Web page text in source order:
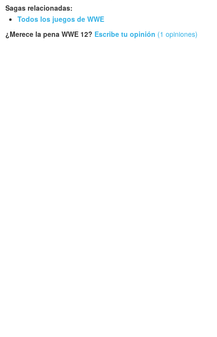
Sagas relacionadas:
Todos los juegos de WWE
¿Merece la pena WWE 12? Escribe tu opinión (1 opiniones)